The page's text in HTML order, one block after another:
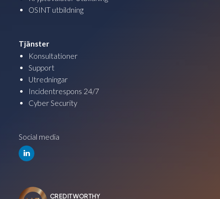
OSINT utbildning
Tjänster
Konsultationer
Support
Utredningar
Incidentrespons 24/7
Cyber Security
Social media